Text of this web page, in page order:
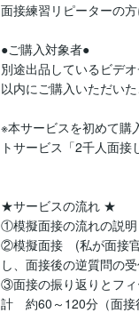
面接練習リピーターの
●ご購入対象者●
別途出品しているビデ
以内にご購入いただい
※本サービスを初めて購
トサービス「2千人面
★サービスの流れ ★
①模擬面接の流れの説
②模擬面接　(私が面接
し、面接後の逆質問の
③面接の振り返りとフ
計　約60～120分（面接